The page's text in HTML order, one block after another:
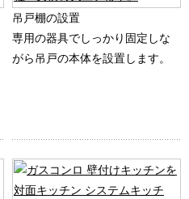
吊戸棚の設置
専用の器具でしっかり固定しな
がら吊戸の本体を設置します。